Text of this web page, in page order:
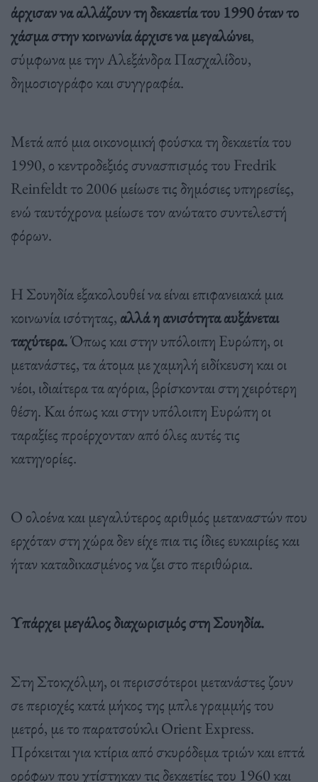
άρχισαν να αλλάζουν τη δεκαετία του 1990 όταν το
χάσμα στην κοινωνία άρχισε να μεγαλώνει,
σύμφωνα με την Αλεξάνδρα Πασχαλίδου,
δημοσιογράφο και συγγραφέα.
Μετά από μια οικονομική φούσκα τη δεκαετία του
1990, ο κεντροδεξιός συνασπισμός του Fredrik
Reinfeldt το 2006 μείωσε τις δημόσιες υπηρεσίες,
ενώ ταυτόχρονα μείωσε τον ανώτατο συντελεστή
φόρων.
Η Σουηδία εξακολουθεί να είναι επιφανειακά μια
κοινωνία ισότητας, αλλά η ανισότητα αυξάνεται
ταχύτερα.Όπως και στην υπόλοιπη Ευρώπη, οι
μετανάστες, τα άτομα με χαμηλή ειδίκευση και οι
νέοι, ιδιαίτερα τα αγόρια, βρίσκονται στη χειρότερη
θέση. Και όπως και στην υπόλοιπη Ευρώπη οι
ταραξίες προέρχονταν από όλες αυτές τις
κατηγορίες.
Ο ολοένα και μεγαλύτερος αριθμός μεταναστών που
ερχόταν στη χώρα δεν είχε πια τις ίδιες ευκαιρίες και
ήταν καταδικασμένος να ζει στο περιθώρια.
Υπάρχει μεγάλος διαχωρισμός στη Σουηδία.
Στη Στοκχόλμη, οι περισσότεροι μετανάστες ζουν
σε περιοχές κατά μήκος της μπλε γραμμής του
μετρό, με το παρατσούκλι Orient Express.
Πρόκειται για κτίρια από σκυρόδεμα τριών και επτά
ορόφων που χτίστηκαν τις δεκαετίες του 1960 και